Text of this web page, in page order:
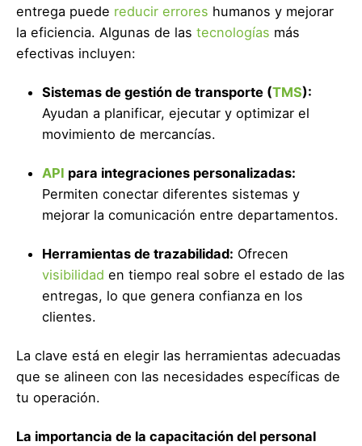
entrega puede reducir errores humanos y mejorar
la eficiencia. Algunas de las tecnologías más
efectivas incluyen:
Sistemas de gestión de transporte (TMS):
Ayudan a planificar, ejecutar y optimizar el
movimiento de mercancías.
API para integraciones personalizadas:
Permiten conectar diferentes sistemas y
mejorar la comunicación entre departamentos.
Herramientas de trazabilidad: Ofrecen
visibilidad en tiempo real sobre el estado de las
entregas, lo que genera confianza en los
clientes.
La clave está en elegir las herramientas adecuadas
que se alineen con las necesidades específicas de
tu operación.
La importancia de la capacitación del personal